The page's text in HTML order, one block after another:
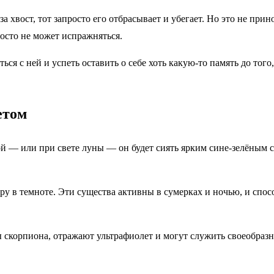
хвост, тот запросто его отбрасывает и убегает. Но это не
не может испражняться.
с ней и успеть оставить о себе хоть какую‑то память до
— или при свете луны — он будет сиять ярким сине‑зелёным
в темноте. Эти существа активны в сумерках и ночью, и
отражают ультрафиолет и могут служить